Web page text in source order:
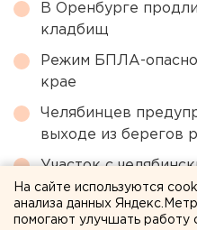
В Оренбурге
кладбищ
Режим БПЛА-
крае
Челябинцев
выходе из берегов
Участок с
на аукцион по КРТ в
Сгоревший квартал
На сайте используются
анализа данных
помогают улучшать работу